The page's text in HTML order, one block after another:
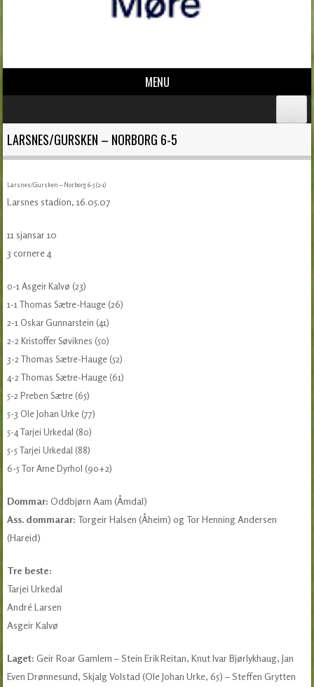
MENU
LARSNES/GURSKEN – NORBORG 6-5
Larsnes/Gursken – Norborg 6-5 (2-1)
Larsnes stadion, 16.05.07
11 sjansar 10
3 cornere 4
0-1 Asgeir Kalvø (23)
1-1 Thomas Sætre-Hauge (26)
2-1 Oskar Gunnarstein (41)
2-2 Kristoffer Søviknes (50)
3-2 Thomas Sætre-Hauge (52)
4-2 Thomas Sætre-Hauge (61)
5-2 Preben Sætre (65)
5-3 Ole Johan Urke (77)
5-4 Tarjei Urkedal (80)
5-5 Tarjei Urkedal (88)
6-5 Tor Arne Dyrhol (90+2)
Dommar: Oddbjørn Aam (Åmdal)
Ass. dommarar:Torgeir Halsen (Åheim) og Tor Henning Andersen
(Hareid)
Tre beste:
Tarjei Urkedal
André Larsen
Asgeir Kalvø
Laget: Geir Roar Gamlem – Stein Erik Reitan, Knut Ivar Bjørlykhaug, Jan
Even Drønnesund, Skjalg Volstad (Ole Johan Urke, 65) – Steffen Grytten